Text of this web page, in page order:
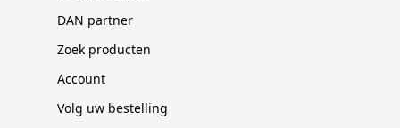
DAN partner
Zoek producten
Account
Volg uw bestelling